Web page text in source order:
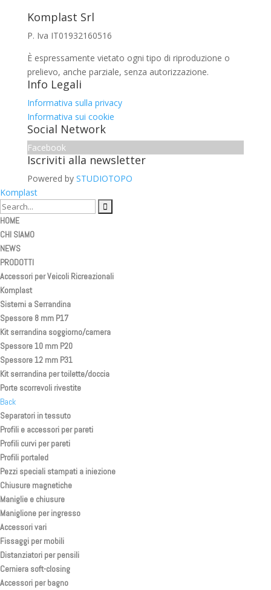
Komplast Srl
P. Iva IT01932160516
È espressamente vietato ogni tipo di riproduzione o
prelievo, anche parziale, senza autorizzazione.
Info Legali
Informativa sulla privacy
Informativa sui cookie
Social Network
Facebook
Iscriviti alla newsletter
Powered by STUDIOTOPO
Komplast
HOME
CHI SIAMO
NEWS
PRODOTTI
Accessori per Veicoli Ricreazionali
Komplast
Sistemi a Serrandina
Spessore 8 mm P17
Kit serrandina soggiorno/camera
Spessore 10 mm P20
Spessore 12 mm P31
Kit serrandina per toilette/doccia
Porte scorrevoli rivestite
Back
Separatori in tessuto
Profili e accessori per pareti
Profili curvi per pareti
Profili portaled
Pezzi speciali stampati a iniezione
Chiusure magnetiche
Maniglie e chiusure
Maniglione per ingresso
Accessori vari
Fissaggi per mobili
Distanziatori per pensili
Cerniera soft-closing
Accessori per bagno